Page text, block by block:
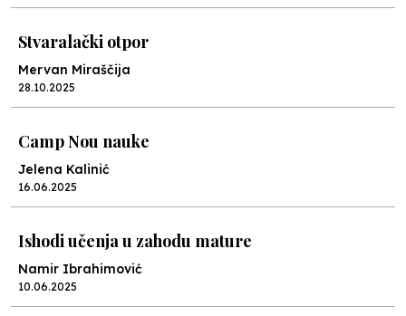
Stvaralački otpor
Mervan Miraščija
28.10.2025
Camp Nou nauke
Jelena Kalinić
16.06.2025
Ishodi učenja u zahodu mature
Namir Ibrahimović
10.06.2025